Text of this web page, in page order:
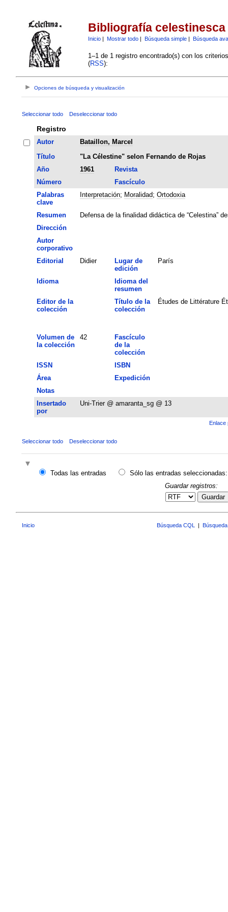
Bibliografía celestinesca
Inicio| Mostrar todo| Búsqueda simple| Búsqueda
1–1 de 1 registro encontrado(s) con los
(RSS):
Opciones de búsqueda y visualización
Seleccionar todo Deseleccionar todo
Registro
Autor
Bataillon, Marcel
Título
"La Célestine" selon Fernando de Rojas
Año
1961
Revista
Número
Fascículo
Palabras
clave
Interpretación; Moralidad; Ortodoxia
Resumen
Defensa de la finalidad didáctica de “Celestina”
Dirección
Autor
corporativo
Editorial
Didier
Lugar de
edición
París
Idioma
Idioma del
resumen
Editor de la
colección
Título de la
colección
Études de Littérature
Volumen de
la colección
42
Fascículo
de la
colección
ISSN
ISBN
Área
Expedición
Notas
Insertado
por
Uni-Trier @ amaranta_sg @ 13
Enlace
Seleccionar todo Deseleccionar todo
Todas las entradas
Sólo las entradas seleccionadas:
Guardar registros:
Guardar
Inicio Búsqueda CQL